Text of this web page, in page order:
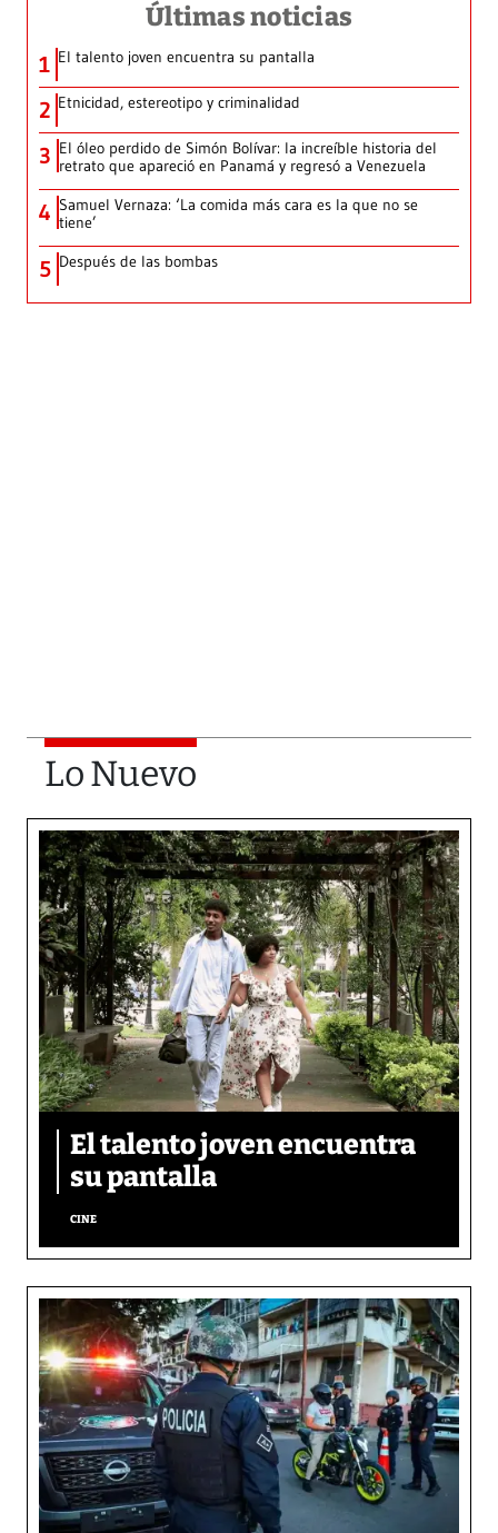
Últimas noticias
1 El talento joven encuentra su pantalla​
2 Etnicidad, estereotipo y criminalidad
3 El óleo perdido de Simón Bolívar: la increíble historia del
retrato que apareció en Panamá y regresó a Venezuela
4 Samuel Vernaza: ‘La comida más cara es la que no se
tiene’
5 Después de las bombas
Lo Nuevo
El talento joven encuentra
su pantalla​
CINE